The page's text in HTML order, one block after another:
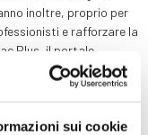
sui cookie
inoltre, proprio per
e rafforzare la
Plus, il portale
nonché punto di
di Marmomac, ti